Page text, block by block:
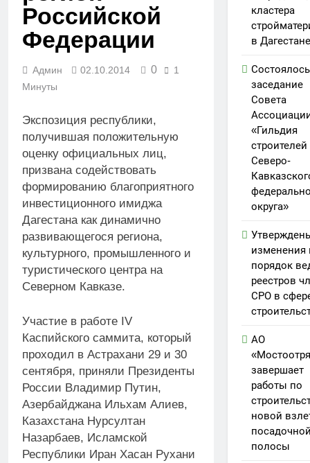
Российской
Федерации
Админ 02.10.2014 0
1
Минуты
Экспозиция республики,
получившая положительную
оценку официальных лиц,
призвана содействовать
формированию благоприятного
инвестиционного имиджа
Дагестана как динамично
развивающегося региона,
культурного, промышленного и
туристического центра на
Северном Кавказе.
Участие в работе IV
Каспийского саммита, который
проходил в Астрахани 29 и 30
сентября, приняли Президенты
России Владимир Путин,
Азербайджана Ильхам Алиев,
Казахстана Нурсултан
Назарбаев, Исламской
Республики Иран Хасан Рухани
кластера
в Дагестане
Состоялось
заседание
Совета
«Гильдия
строителей
Северо-
округа»
изменения
порядок
реестров
СРО в
АО
завершает
работы по
новой
полосы